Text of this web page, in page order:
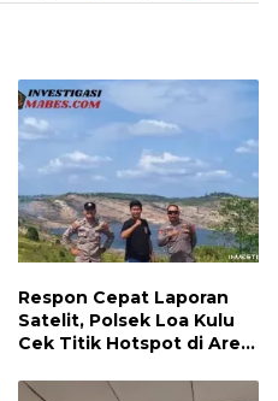
Respon Cepat Laporan
Satelit, Polsek Loa Kulu
Cek Titik Hotspot di Area